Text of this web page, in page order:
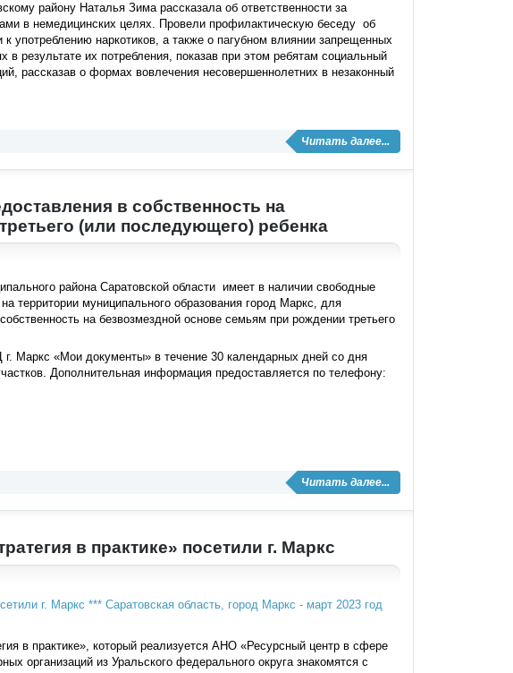
району Наталья Зима рассказала об ответственности за
в немедицинских целях. Провели профилактическую беседу об
наркотиков, а также о пагубном влиянии запрещенных
результате их потребления, показав при этом ребятам социальный
рассказав о формах вовлечения несовершеннолетних в незаконный
Читать далее...
в собственность на
(или последующего) ребенка
района Саратовской области имеет в наличии свободные
территории муниципального образования город Маркс, для
на безвозмездной основе семьям при рождении третьего
Маркс «Мои документы» в течение 30 календарных дней со дня
Дополнительная информация предоставляется по телефону:
Читать далее...
в практике» посетили г. Маркс
в практике», который реализуется АНО «Ресурсный центр в сфере
организаций из Уральского федерального округа знакомятся с